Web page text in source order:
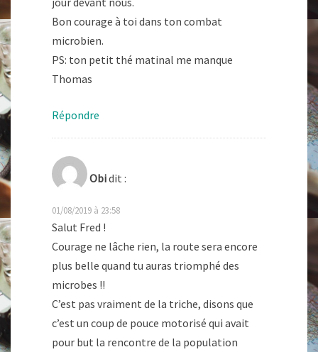
Bon courage à toi dans ton combat
microbien.
PS: ton petit thé matinal me manque
Thomas
Répondre
Obidit :
01/08/2019 à 23:58
Salut Fred !
Courage ne lâche rien, la route sera encore
plus belle quand tu auras triomphé des
microbes !!
C’est pas vraiment de la triche, disons que
c’est un coup de pouce motorisé qui avait
pour but la rencontre de la population